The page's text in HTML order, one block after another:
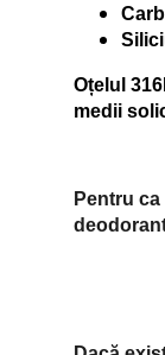
Oțelul
medii
Pentru